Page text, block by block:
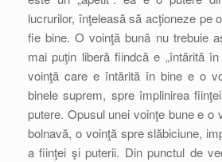
lucrurilor, înţeleasă să acţioneze pe
fie bine. O voinţă bună nu trebuie
mai puţin liberă fiindcă e „întărită
voinţă care e întărită în bine e o
binele suprem, spre împlinirea
putere. Opusul unei voinţe bune e o
bolnavă, o voinţă spre slăbiciune,
a fiinţei şi puterii. Din punctul de